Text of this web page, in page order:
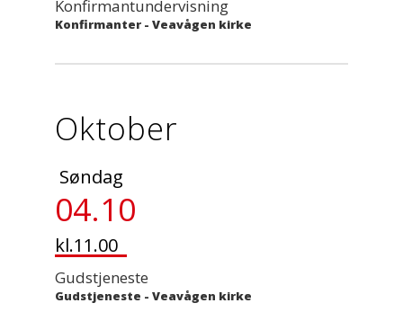
Konfirmantundervisning
Konfirmanter - Veavågen kirke
Oktober
Søndag
04.10
kl.11.00
Gudstjeneste
Gudstjeneste - Veavågen kirke